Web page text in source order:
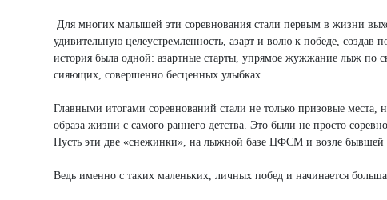
Для многих малышей эти соревнования стали первым в жизни
удивительную целеустремленность, азарт и волю к победе,
история была одной: азартные старты, упрямое жужжание лыж по
сияющих, совершенно бесценных улыбках.
Главными итогами соревнований стали не только призовые
образа жизни с самого раннего детства. Это были не просто
Пусть эти две «снежинки», на лыжной базе ЦФСМ и возле
Ведь именно с таких маленьких, личных побед и начинается